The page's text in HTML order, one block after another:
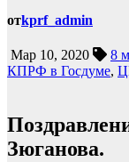
отkprf_admin
Мар 10, 2020 8
КПРФ в Госдуме,
Зюганова.